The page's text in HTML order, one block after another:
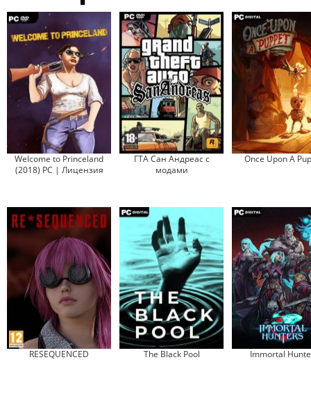
Welcome to Princeland
(2018) PC | Лицензия
ГТА Сан Андреас с
модами
Once Upon A
RESEQUENCED The Black Pool Immortal